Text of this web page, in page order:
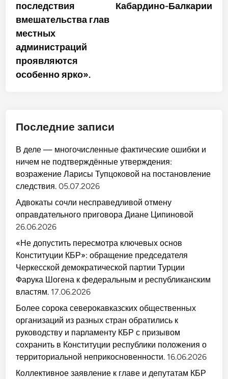
последствия
вмешательства глав
местных
администраций
проявляются
особенно ярко».
Кабардино-Балкарии
Последние записи
В деле — многочисленные фактические ошибки и
ничем не подтверждённые утверждения:
возражение Ларисы Тупцоковой на постановление
следствия. 05.07.2026
Адвокаты сочли несправедливой отмену
оправдательного приговора Диане Ципиновой
26.06.2026
«Не допустить пересмотра ключевых основ
Конституции КБР»: обращение председателя
Черкесской демократической партии Турции
Фарука Шогена к федеральным и республиканским
властям. 17.06.2026
Более сорока северокавказских общественных
организаций из разных стран обратились к
руководству и парламенту КБР с призывом
сохранить в Конституции республики положения о
территориальной неприкосновенности. 16.06.2026
Коллективное заявление к главе и депутатам КБР